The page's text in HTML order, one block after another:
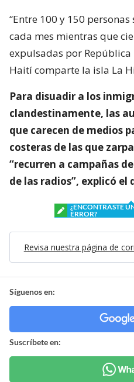
“Entre 100 y 150
cada mes mientras que
expulsadas por República
Haití comparte la isla La
Para disuadir a los
clandestinamente, las
que carecen de medios
costeras de las que
“recurren a campañas
de las radios”, explicó
¿ENCONTRASTE
ERROR?
Revisa nuestra página de
Síguenos en:
Suscríbete en: